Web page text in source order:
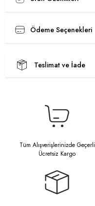
Ödeme Seçenekleri
Teslimat ve İade
Tüm Alışverişlerinizde Geçerli
Ücretsiz Kargo